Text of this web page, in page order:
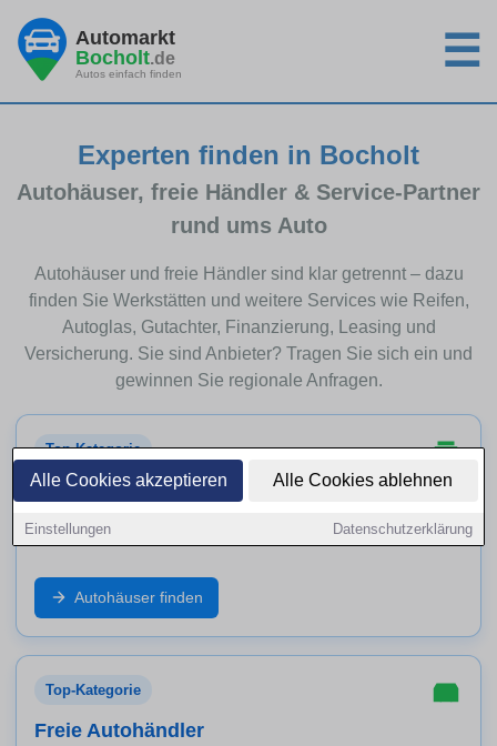
Alle Cookies akzeptieren Alle Cookies ablehnen
Einstellungen Datenschutzerklärung
Automarkt
Bocholt.de
Autos einfach finden ☰
Experten finden in Bocholt
Autohäuser, freie Händler & Service-Partner
rund ums Auto
Autohäuser und freie Händler sind klar getrennt – dazu
finden Sie Werkstätten und weitere Services wie Reifen,
Autoglas, Gutachter, Finanzierung, Leasing und
Versicherung. Sie sind Anbieter? Tragen Sie sich ein und
gewinnen Sie regionale Anfragen.
Top-Kategorie
Autohäuser
Mehr anzeigen
Markenbetrieb, Neuwagen, geprüfte Gebrauchte und
Service aus einer Hand: Finde Autohäuser in Bocholt
und vergleiche Angebote, Probefahrt und Werkstatt-
Autohäuser finden
Top-Kategorie
Freie Autohändler